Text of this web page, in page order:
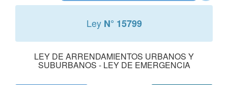
Ley N° 15799
LEY DE ARRENDAMIENTOS URBANOS Y
SUBURBANOS - LEY DE EMERGENCIA